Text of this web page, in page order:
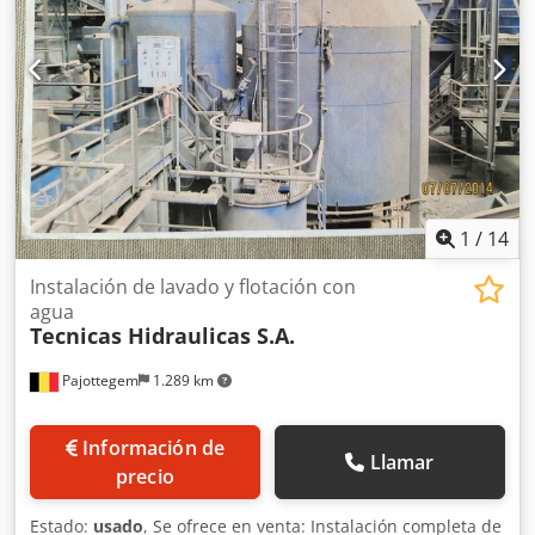
1 / 14
Pajottegem 1.289 km
Instalación de lavado y flotación con
agua
Tecnicas Hidraulicas S.A.
Información de
precio
Llamar
Estado: usado, Se ofrece en venta: Instalación completa de